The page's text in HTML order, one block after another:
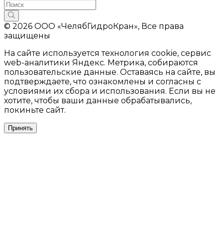
© 2026 ООО «ЧелябГидроКран», Все права
защищены
На сайте используется технология cookie, сервис
web-аналитики Яндекс. Метрика, собираются
пользовательские данные. Оставаясь на сайте, вы
подтверждаете, что ознакомлены и согласны с
условиями их сбора и использования. Если вы не
хотите, чтобы ваши данные обрабатывались,
покиньте сайт.
Принять